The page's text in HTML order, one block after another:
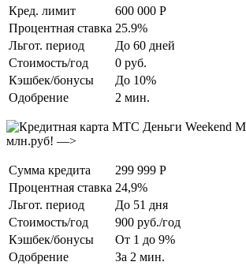
Кред. лимит
600 000 Р
Процентная ставка 25.9%
Льгот. период
До 60 дней
Стоимость/год
0 руб.
Кэшбек/бонусы
До 10%
Одобрение
2 мин.
млн.руб! —>
Сумма кредита
299 999 Р
Процентная ставка 24,9%
Льгот. период
До 51 дня
Стоимость/год
900 руб./год
Кэшбек/бонусы
От 1 до 9%
Одобрение
За 2 мин.